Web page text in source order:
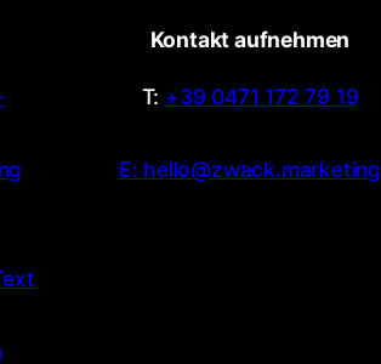
Kontakt aufnehmen
T: +39 0471 172 79 19
E: hello@zwack.marketing